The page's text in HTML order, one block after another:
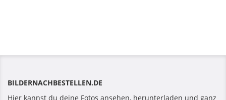
BILDERNACHBESTELLEN.DE
Hier kannst du deine Fotos ansehen, herunterladen und ganz